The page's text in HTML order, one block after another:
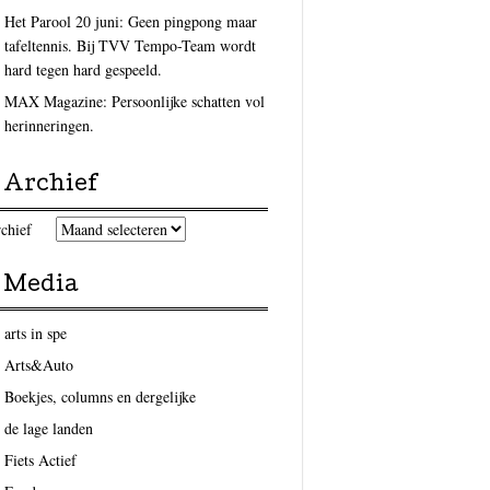
Het Parool 20 juni: Geen pingpong maar
tafeltennis. Bij TVV Tempo-Team wordt
hard tegen hard gespeeld.
MAX Magazine: Persoonlijke schatten vol
herinneringen.
Archief
Media
arts in spe
Arts&Auto
Boekjes, columns en dergelijke
de lage landen
Fiets Actief